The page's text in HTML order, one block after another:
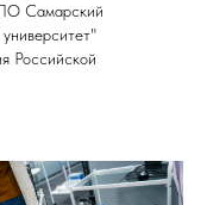
Самарский
Российской